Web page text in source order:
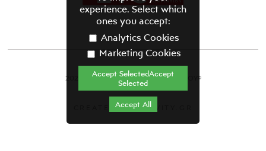
2021 ΘΕΑΤΡΙΚΟΣ ΟΡΓΑΝΙΣΜΟΣ ΚΥΠΡΟΥ©
Όροι & Προϋποθέσεις
CREATED BY GRAVITY.GR
experience. Select which
ones you accept:
Analytics Cookies
Marketing Cookies
Accept SelectedAccept
Selected
Accept All